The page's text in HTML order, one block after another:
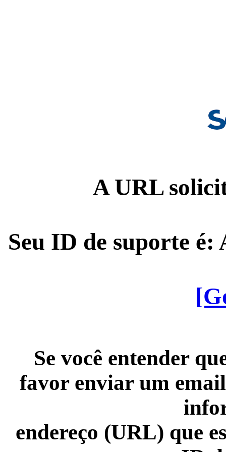
A URL
Seu ID de suporte é:
Se você entender
favor enviar um
endereço (URL) que